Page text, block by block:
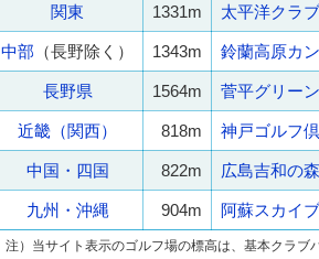
関東 1331m 太平洋クラ
中部 （長野除く） 1343m 鈴蘭高原カ
長野県 1564m 菅平グリー
近畿（関西） 818m 神戸ゴルフ
中国・四国 822m 広島吉和の
九州・沖縄 904m 阿蘇スカイ
注）当サイト表示のゴルフ場の標高は、基本クラブ